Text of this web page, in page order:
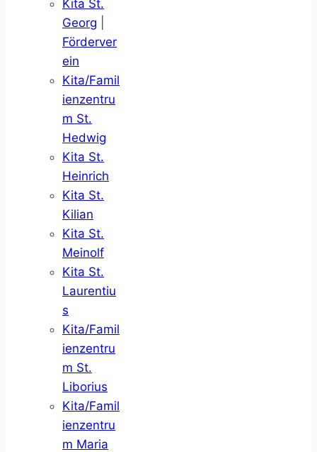
Kita St.
Georg
Förderver
ein
Kita/Famil
ienzentru
m St.
Hedwig
Kita St.
Heinrich
Kita St.
Kilian
Kita St.
Meinolf
Kita St.
Laurentiu
s
Kita/Famil
ienzentru
m St.
Liborius
Kita/Famil
ienzentru
m Maria